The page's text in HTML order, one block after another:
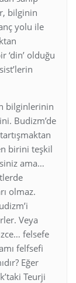
bilginin
yolu ile
‘din’ olduğu
bilginlerinin
Budizm’de
birini teşkil
ama…
olmaz.
Veya
felsefe
felfsefi
Eğer
Teurji